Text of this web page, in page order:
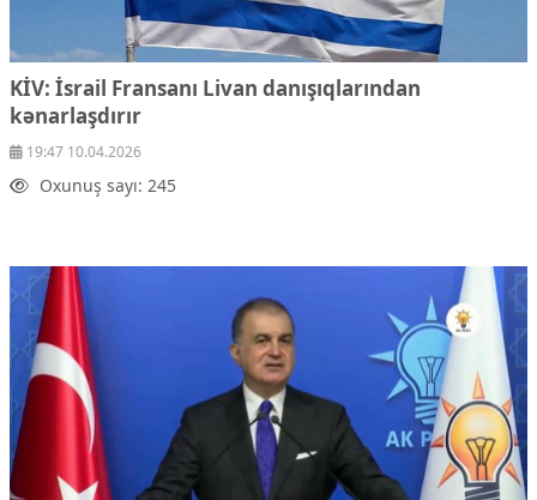
KİV: İsrail Fransanı Livan danışıqlarından
kənarlaşdırır
19:47 10.04.2026
Oxunuş sayı: 245